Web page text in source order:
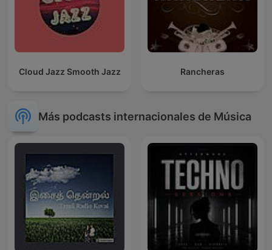
Cloud Jazz Smooth Jazz Rancheras
Más podcasts internacionales de Música